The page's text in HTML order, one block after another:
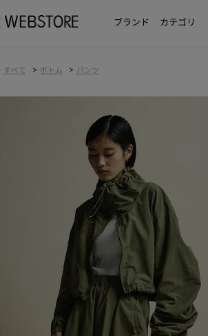
ブランド カテゴリ
すべて > ボトム > パンツ